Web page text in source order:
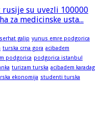
rusije su uvezli 100000
za medicinske usta...
serhat galip yunus emre podgorica
turska crna gora acibadem
podgorica podgorica istanbul
turizam turska acibadem karadag
ekonomija studenti turska